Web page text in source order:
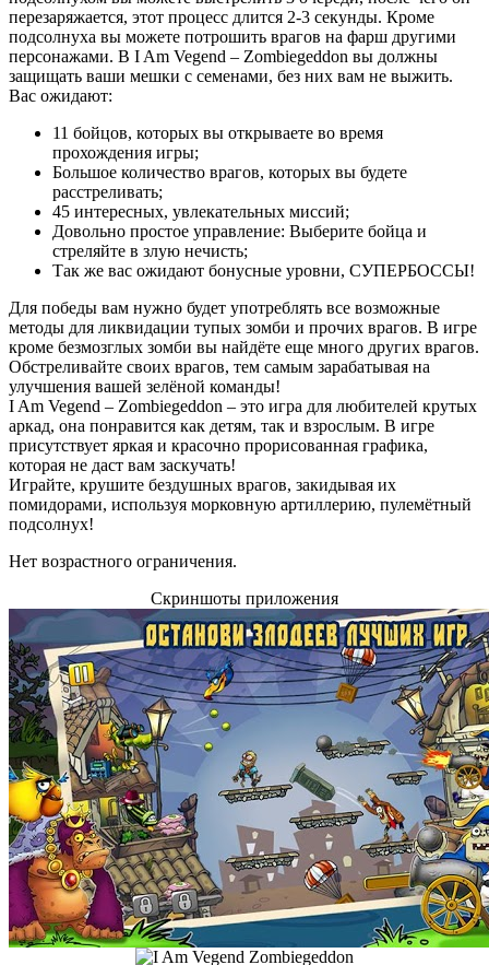
перезаряжается, этот процесс длится 2-3 секунды. Кроме
подсолнуха вы можете потрошить врагов на фарш другими
персонажами. В I Am Vegend – Zombiegeddon вы должны
защищать ваши мешки с семенами, без них вам не выжить.
Вас ожидают:
11 бойцов, которых вы открываете во время
прохождения игры;
Большое количество врагов, которых вы будете
расстреливать;
45 интересных, увлекательных миссий;
Довольно простое управление: Выберите бойца и
стреляйте в злую нечисть;
Так же вас ожидают бонусные уровни, СУПЕРБОССЫ!
Для победы вам нужно будет употреблять все возможные
методы для ликвидации тупых зомби и прочих врагов. В игре
кроме безмозглых зомби вы найдёте еще много других врагов.
Обстреливайте своих врагов, тем самым зарабатывая на
улучшения вашей зелёной команды!
I Am Vegend – Zombiegeddon – это игра для любителей крутых
аркад, она понравится как детям, так и взрослым. В игре
присутствует яркая и красочно прорисованная графика,
которая не даст вам заскучать!
Играйте, крушите бездушных врагов, закидывая их
помидорами, используя морковную артиллерию, пулемётный
подсолнух!
Нет возрастного ограничения.
Скриншоты приложения